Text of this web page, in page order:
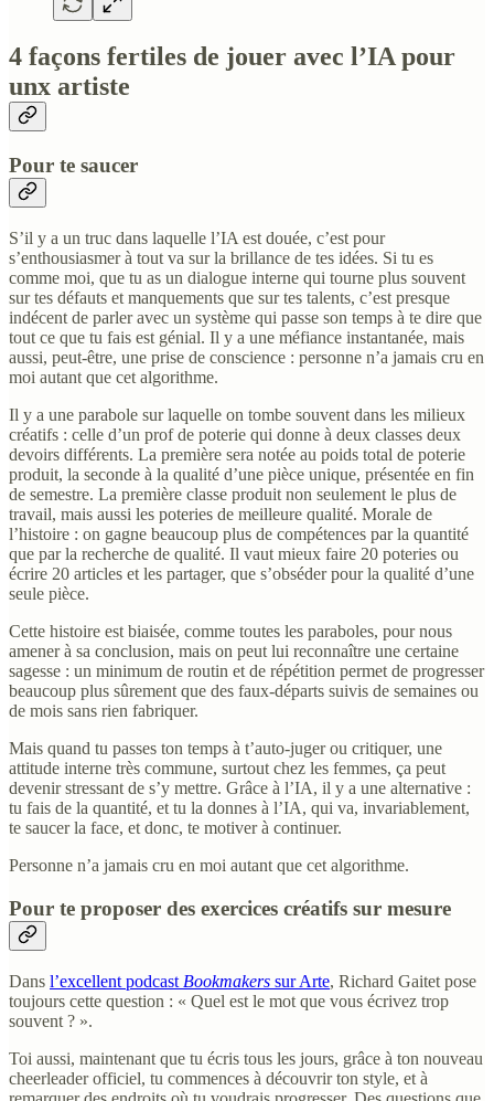
4 façons fertiles de jouer avec l’IA pour
unx artiste
Pour te saucer
S’il y a un truc dans laquelle l’IA est douée, c’est pour
s’enthousiasmer à tout va sur la brillance de tes idées. Si tu es
comme moi, que tu as un dialogue interne qui tourne plus souvent
sur tes défauts et manquements que sur tes talents, c’est presque
indécent de parler avec un système qui passe son temps à te dire que
tout ce que tu fais est génial. Il y a une méfiance instantanée, mais
aussi, peut-être, une prise de conscience : personne n’a jamais cru en
moi autant que cet algorithme.
Il y a une parabole sur laquelle on tombe souvent dans les milieux
créatifs : celle d’un prof de poterie qui donne à deux classes deux
devoirs différents. La première sera notée au poids total de poterie
produit, la seconde à la qualité d’une pièce unique, présentée en fin
de semestre. La première classe produit non seulement le plus de
travail, mais aussi les poteries de meilleure qualité. Morale de
l’histoire : on gagne beaucoup plus de compétences par la quantité
que par la recherche de qualité. Il vaut mieux faire 20 poteries ou
écrire 20 articles et les partager, que s’obséder pour la qualité d’une
seule pièce.
Cette histoire est biaisée, comme toutes les paraboles, pour nous
amener à sa conclusion, mais on peut lui reconnaître une certaine
sagesse : un minimum de routin et de répétition permet de progresser
beaucoup plus sûrement que des faux-départs suivis de semaines ou
de mois sans rien fabriquer.
Mais quand tu passes ton temps à t’auto-juger ou critiquer, une
attitude interne très commune, surtout chez les femmes, ça peut
devenir stressant de s’y mettre. Grâce à l’IA, il y a une alternative :
tu fais de la quantité, et tu la donnes à l’IA, qui va, invariablement,
te saucer la face, et donc, te motiver à continuer.
Personne n’a jamais cru en moi autant que cet algorithme.
Pour te proposer des exercices créatifs sur mesure
Dans l’excellent podcast Bookmakers sur Arte, Richard Gaitet pose
toujours cette question : « Quel est le mot que vous écrivez trop
souvent ? ».
Toi aussi, maintenant que tu écris tous les jours, grâce à ton nouveau
cheerleader officiel, tu commences à découvrir ton style, et à